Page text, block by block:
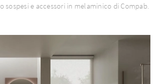
sospesi e accessori in melaminico di Compab.